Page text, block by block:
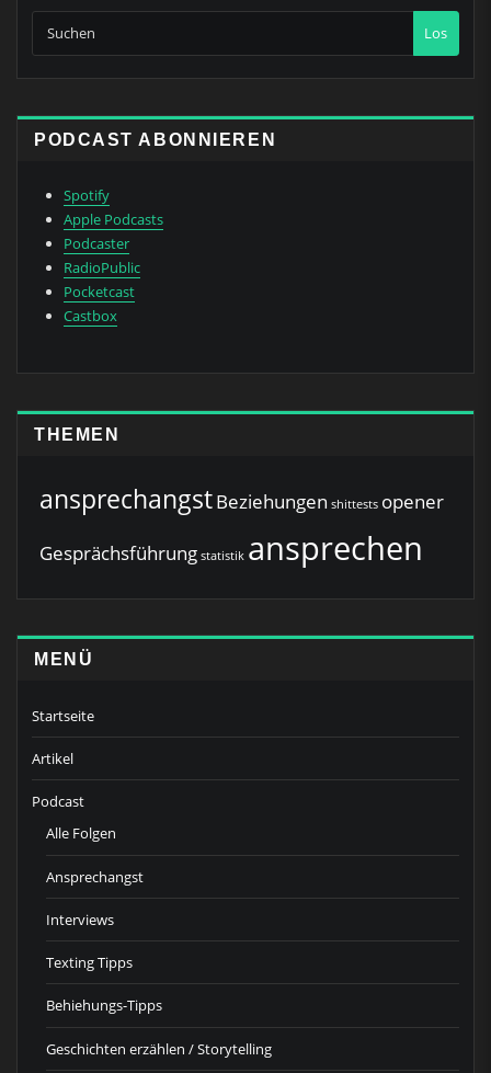
Los
PODCAST ABONNIEREN
Spotify
Apple Podcasts
Podcaster
RadioPublic
Pocketcast
Castbox
THEMEN
ansprechangstBeziehungen shittests opener
Gesprächsführung statistik ansprechen
MENÜ
Startseite
Artikel
Podcast
Alle Folgen
Ansprechangst
Interviews
Texting Tipps
Behiehungs-Tipps
Geschichten erzählen / Storytelling